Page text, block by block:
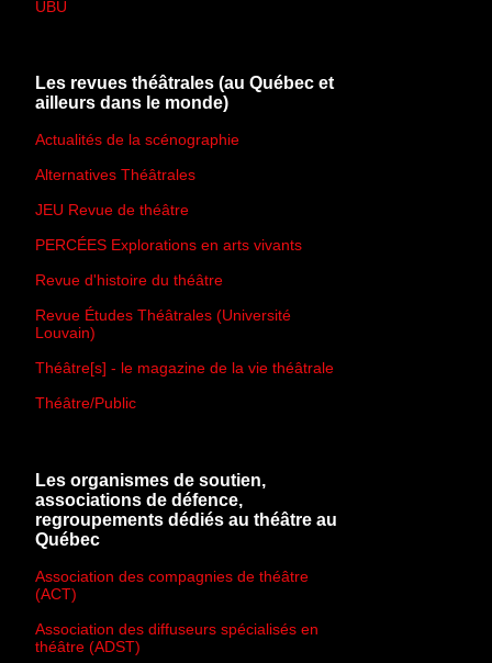
UBU
Les revues théâtrales (au Québec et
ailleurs dans le monde)
Actualités de la scénographie
Alternatives Théâtrales
JEU Revue de théâtre
PERCÉES Explorations en arts vivants
Revue d'histoire du théâtre
Revue Études Théâtrales (Université
Louvain)
Théâtre[s] - le magazine de la vie théâtrale
Théâtre/Public
Les organismes de soutien,
associations de défence,
regroupements dédiés au théâtre au
Québec
Association des compagnies de théâtre
(ACT)
Association des diffuseurs spécialisés en
théâtre (ADST)